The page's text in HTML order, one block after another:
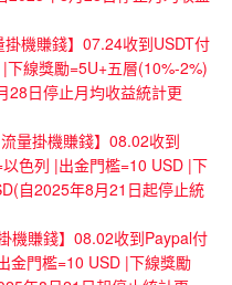
掛機賺錢】07.24收到USDT付
線獎勵=5U+五層(10%-2%)
28日停止月均收益統計更
流量掛機賺錢】08.02收到
色列 |出金門檻=10 USD |下
自2025年8月21日起停止統
機賺錢】08.02收到Paypal付
金門檻=10 USD |下線獎勵